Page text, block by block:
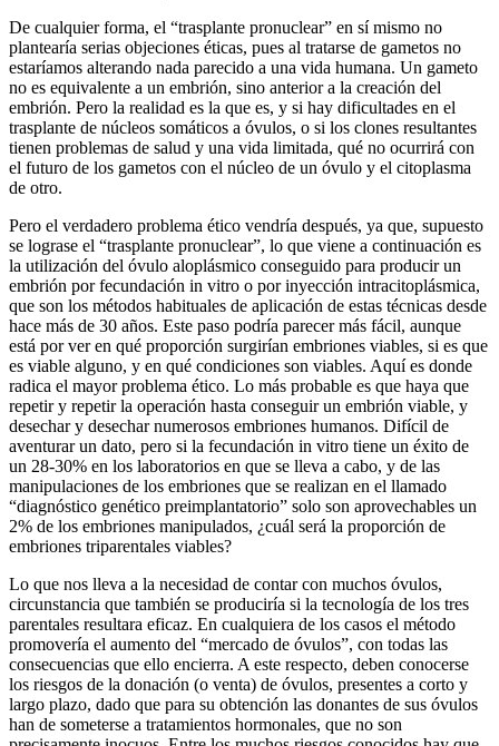
De cualquier forma, el “trasplante pronuclear” en sí mismo no
plantearía serias objeciones éticas, pues al tratarse de gametos no
estaríamos alterando nada parecido a una vida humana. Un gameto
no es equivalente a un embrión, sino anterior a la creación del
embrión. Pero la realidad es la que es, y si hay dificultades en el
trasplante de núcleos somáticos a óvulos, o si los clones resultantes
tienen problemas de salud y una vida limitada, qué no ocurrirá con
el futuro de los gametos con el núcleo de un óvulo y el citoplasma
de otro.
Pero el verdadero problema ético vendría después, ya que, supuesto
se lograse el “trasplante pronuclear”, lo que viene a continuación es
la utilización del óvulo aloplásmico conseguido para producir un
embrión por fecundación in vitro o por inyección intracitoplásmica,
que son los métodos habituales de aplicación de estas técnicas desde
hace más de 30 años. Este paso podría parecer más fácil, aunque
está por ver en qué proporción surgirían embriones viables, si es que
es viable alguno, y en qué condiciones son viables. Aquí es donde
radica el mayor problema ético. Lo más probable es que haya que
repetir y repetir la operación hasta conseguir un embrión viable, y
desechar y desechar numerosos embriones humanos. Difícil de
aventurar un dato, pero si la fecundación in vitro tiene un éxito de
un 28-30% en los laboratorios en que se lleva a cabo, y de las
manipulaciones de los embriones que se realizan en el llamado
“diagnóstico genético preimplantatorio” solo son aprovechables un
2% de los embriones manipulados, ¿cuál será la proporción de
embriones triparentales viables?
Lo que nos lleva a la necesidad de contar con muchos óvulos,
circunstancia que también se produciría si la tecnología de los tres
parentales resultara eficaz. En cualquiera de los casos el método
promovería el aumento del “mercado de óvulos”, con todas las
consecuencias que ello encierra. A este respecto, deben conocerse
los riesgos de la donación (o venta) de óvulos, presentes a corto y
largo plazo, dado que para su obtención las donantes de sus óvulos
han de someterse a tratamientos hormonales, que no son